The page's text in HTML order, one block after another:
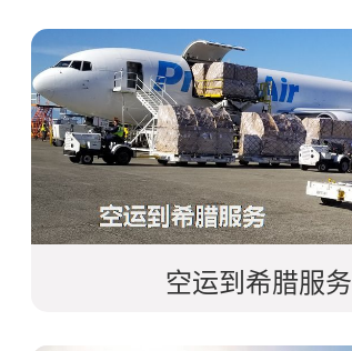
空运到希腊服务